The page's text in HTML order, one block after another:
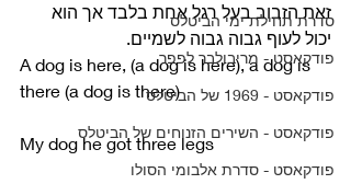
סדרת תחילת ימי הביטלס
פודקאסט - מריבולבר לפפר
פודקאסט - 1969 של הביטלס
פודקאסט - השירים הזנוחים של הביטלס
פודקאסט - סדרת אלבומי הסולו
זאת הזבוב בעל רגל אחת בלבד אך הוא
יכול לעוף גבוה גבוה לשמיים.
A dog is here, (a dog is here), a dog is
there (a dog is there)
My dog he got three legs